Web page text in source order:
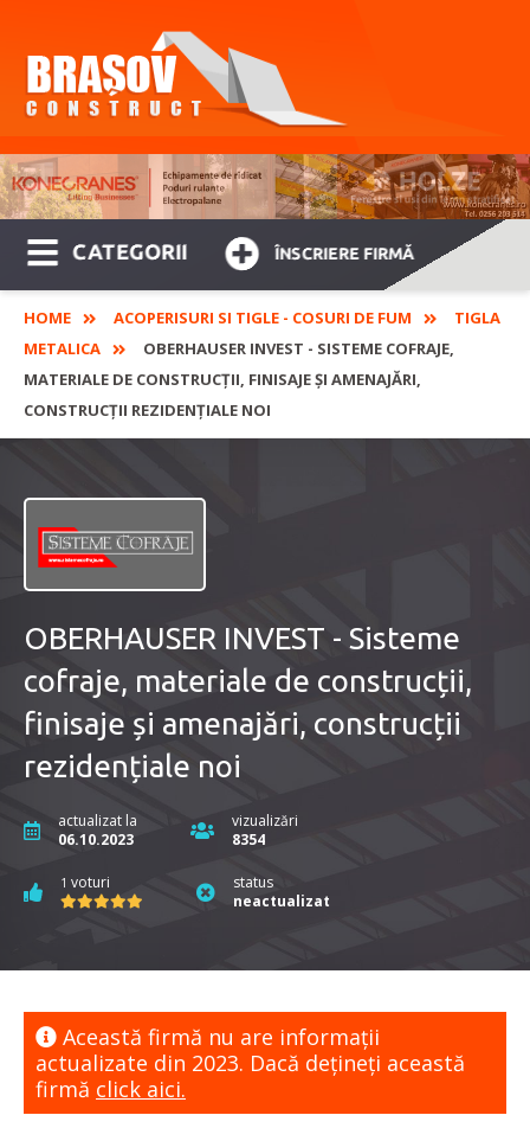
CATEGORII ÎNSCRIERE FIRMĂ
HOME ACOPERISURI SI TIGLE - COSURI DE FUM
TIGLA
METALICA
OBERHAUSER INVEST - SISTEME COFRAJE,
MATERIALE DE CONSTRUCȚII, FINISAJE ȘI AMENAJĂRI,
CONSTRUCȚII REZIDENȚIALE NOI
OBERHAUSER INVEST - Sisteme
cofraje, materiale de construcții,
finisaje și amenajări, construcții
rezidențiale noi
actualizat la
06.10.2023
vizualizări
8354
1 voturi
status
neactualizat
Această firmă nu are informaţii
actualizate din 2023. Dacă dețineți această
firmă click aici.